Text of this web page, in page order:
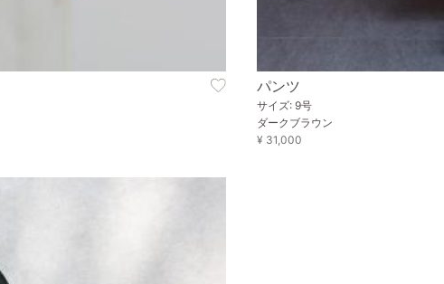
パンツ
サイズ: 9号
ダークブラウン
¥ 31,000